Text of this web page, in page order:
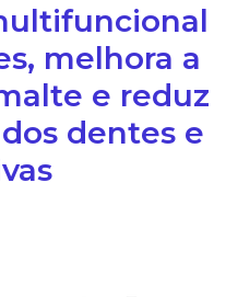
melhora a
e reduz
dentes e